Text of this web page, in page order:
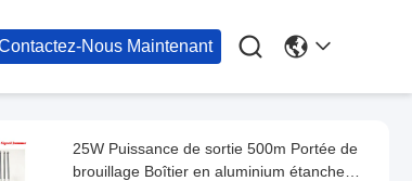
Nous Maintenant 
25W Puissance de sortie 500m Portée de
brouillage Boîtier en aluminium étanche